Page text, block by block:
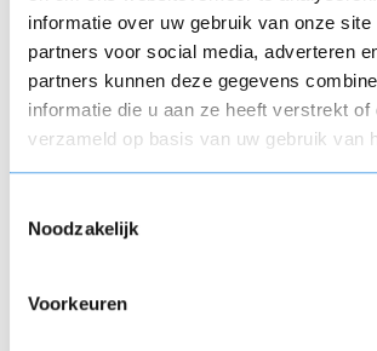
informatie over uw gebruik van onze site
partners voor social media, adverteren
partners kunnen deze gegevens
informatie die u aan ze heeft verstrekt of
verzameld op basis van uw gebruik van
Noodzakelijk
Voorkeuren
Wat is het verschil
energieleverancier en
netbeheerder?
Een energieleverancier
de netbeheerder zorgt voor het
leverancier?